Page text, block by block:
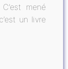
mené
un livre